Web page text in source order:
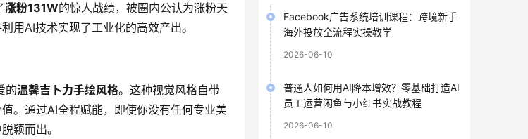
涨粉131W的惊人战绩，被圈内公认为涨粉天
用AI技术实现了工业化的高效产出。
的温馨吉卜力手绘风格。这种视觉风格自带
。通过AI全程赋能，即使你没有任何专业美
颖而出。
Facebook广告系统培训课程：跨境新手
海外投放全流程实操教学
2026-06-10
普通人如何用AI降本增效？零基础打造AI
员工运营闲鱼与小红书实战教程
2026-06-10